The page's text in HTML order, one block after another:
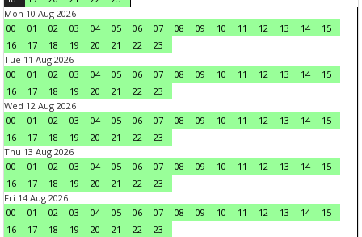
Mon 10 Aug 2026
00
01 02 03 04 05 06 07 08 09 10 11 12 13 14
15
16
17 18 19 20 21 22
23
Tue 11 Aug 2026
00
01 02 03 04 05 06 07 08 09 10 11 12 13 14
15
16
17 18 19 20 21 22
23
Wed 12 Aug 2026
00
01 02 03 04 05 06 07 08 09 10 11 12 13 14
15
16
17 18 19 20 21 22
23
Thu 13 Aug 2026
00
01 02 03 04 05 06 07 08 09 10 11 12 13 14
15
16
17 18 19 20 21 22
23
Fri 14 Aug 2026
00
01 02 03 04 05 06 07 08 09 10 11 12 13 14
15
16
17 18 19 20 21 22
23